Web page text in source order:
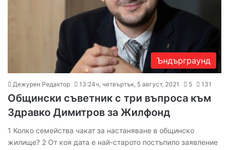
Ъндърграунд
Дежурен Редактор 13:24ч, четвъртък, 5 август, 2021 5 131
Общински съветник с три въпроса към
Здравко Димитров за Жилфонд
1 Колко семейства чакат за настаняване в общинско
жилище? 2 От коя дата е най-старото постъпило заявление